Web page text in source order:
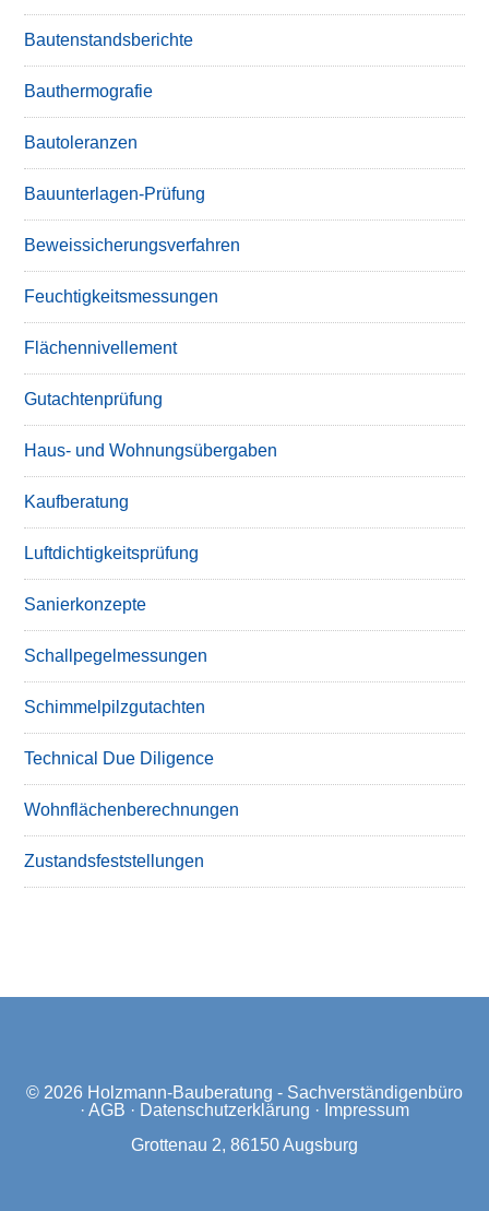
Bautenstandsberichte
Bauthermografie
Bautoleranzen
Bauunterlagen-Prüfung
Beweissicherungsverfahren
Feuchtigkeitsmessungen
Flächennivellement
Gutachtenprüfung
Haus- und Wohnungsübergaben
Kaufberatung
Luftdichtigkeitsprüfung
Sanierkonzepte
Schallpegelmessungen
Schimmelpilzgutachten
Technical Due Diligence
Wohnflächenberechnungen
Zustandsfeststellungen
© 2026 Holzmann-Bauberatung - Sachverständigenbüro
· AGB · Datenschutzerklärung · Impressum
Grottenau 2, 86150 Augsburg